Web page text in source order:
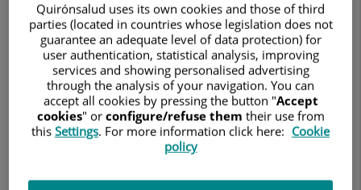
Vicente
Gonzalez-
Valcarcel
Manzano-
Jaime Vicente Gonzalez-Valcarcel Manzano-Monis
FACULTATIVO ESPECIALISTA NEUROLOGÍA
NEUROLOGÍA
Pedir cita
Quirónsalud uses its own cookies and those of third
parties (located in countries whose legislation does not
guarantee an adequate level of data protection) for
user authentication, statistical analysis, improving
services and showing personalised advertising
through the analysis of your navigation. You can
accept all cookies by pressing the button "Accept
cookies" or configure/refuse them their use from
this Settings. For more information click here: Cookie
policy